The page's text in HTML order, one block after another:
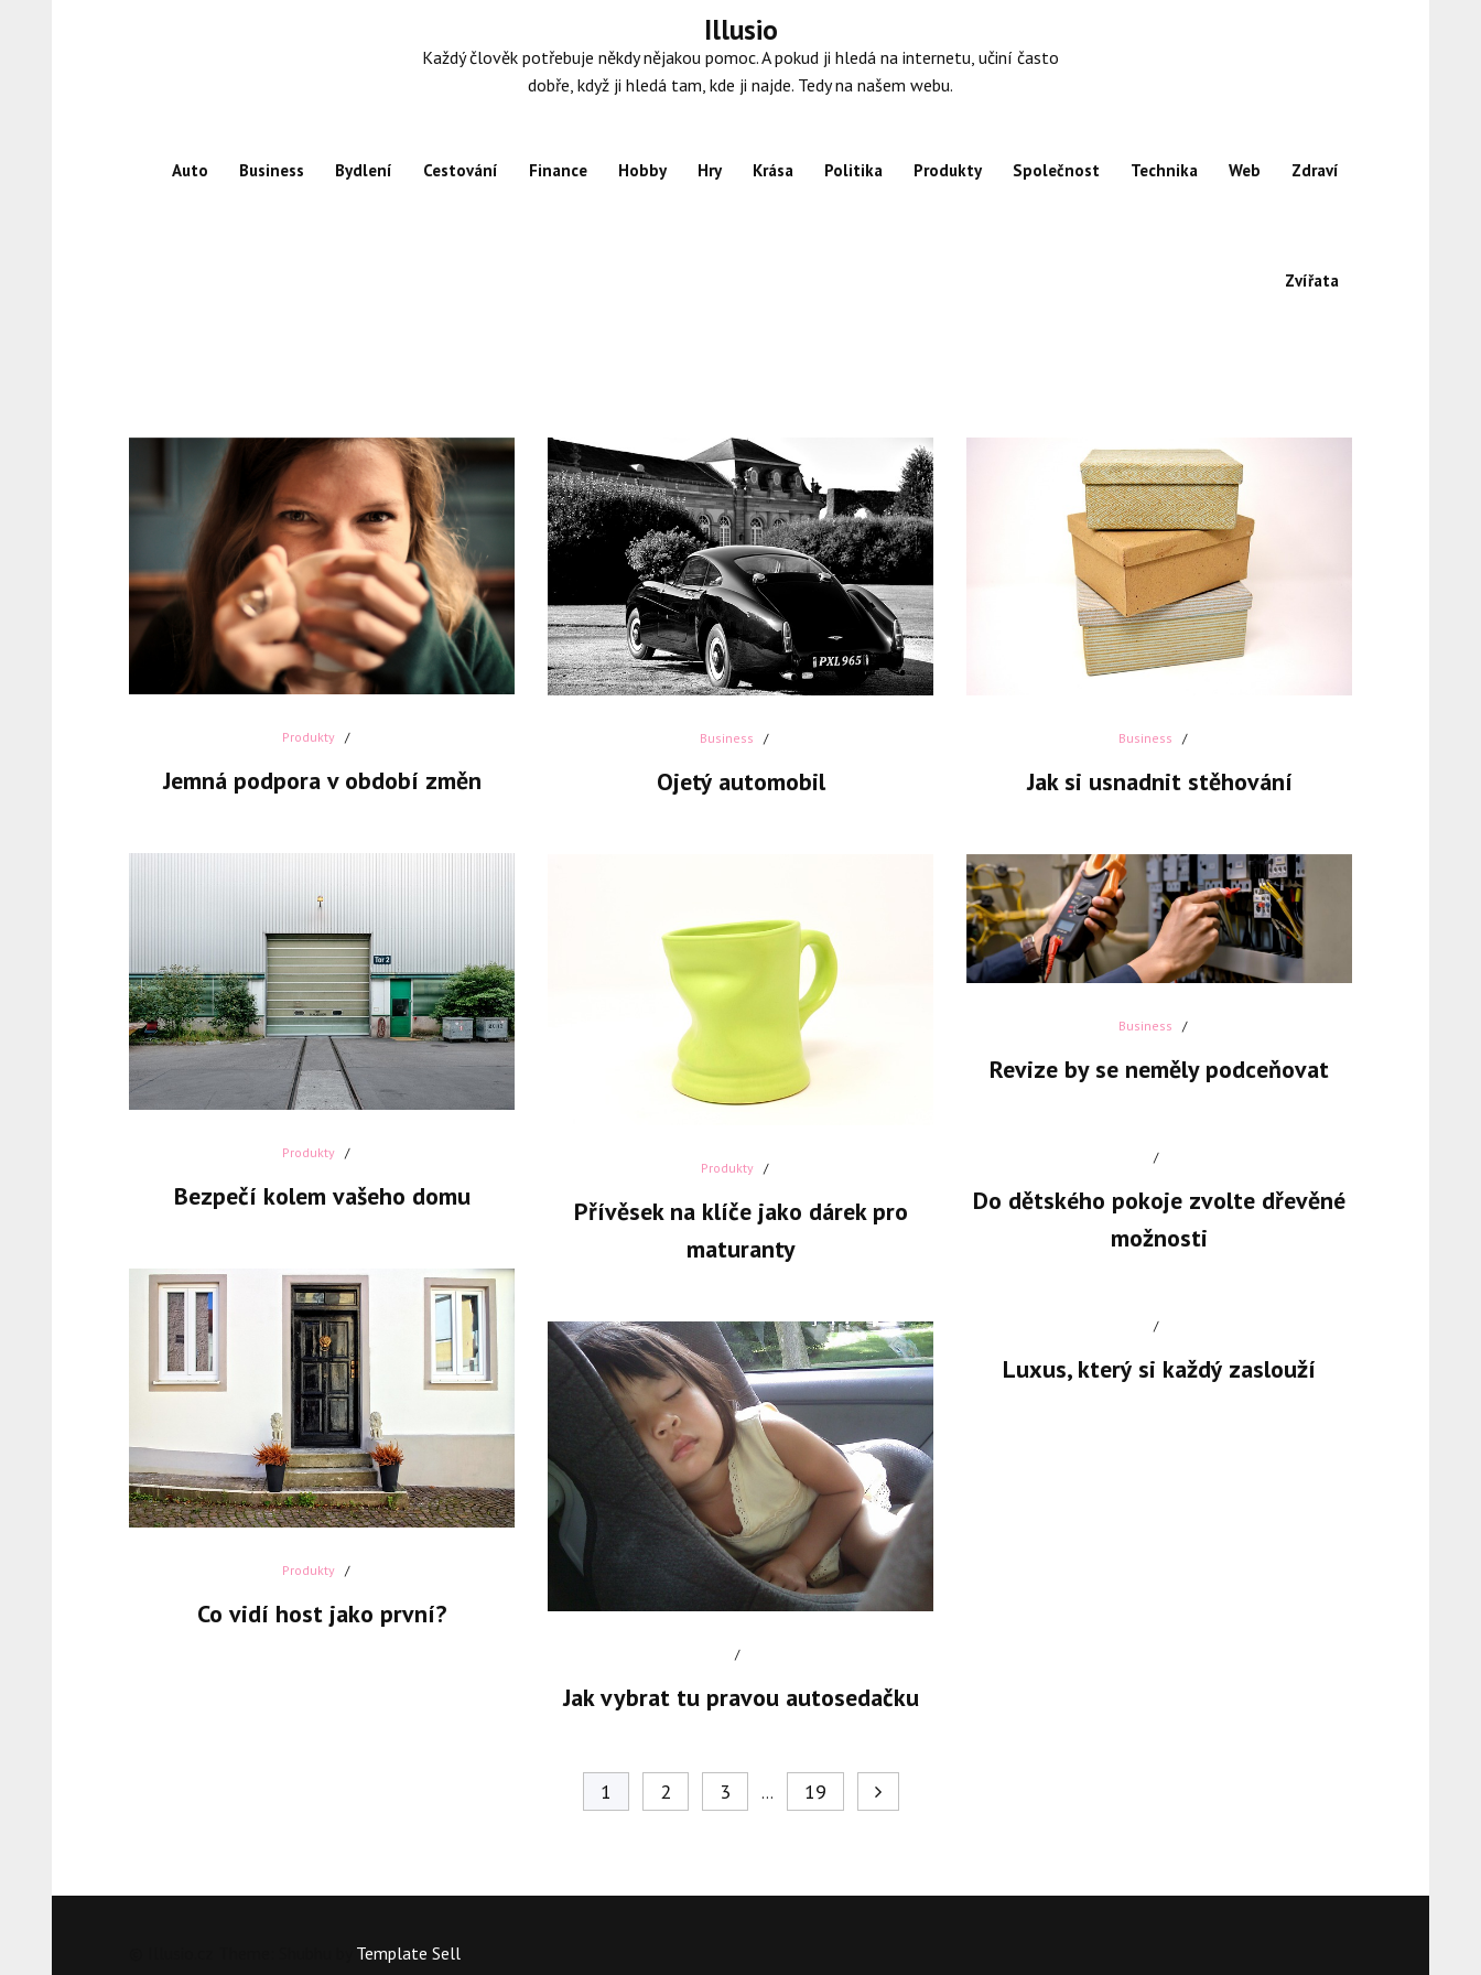
Illusio
Každý člověk potřebuje někdy nějakou pomoc. A pokud ji hledá na internetu, učiní často
dobře, když ji hledá tam, kde ji najde. Tedy na našem webu.
Auto Business Bydlení Cestování Finance Hobby Hry Krása Politika Produkty Společnost Technika Web Zdraví
Zvířata
Produkty
Jemná podpora v období změn
Business
Ojetý automobil
Business
Jak si usnadnit stěhování
Produkty
Bezpečí kolem vašeho domu
Produkty
Přívěsek na klíče jako dárek pro
maturanty
Business
Revize by se neměly podceňovat
Do dětského pokoje zvolte dřevěné
možnosti
Produkty
Co vidí host jako první?
Luxus, který si každý zaslouží
Jak vybrat tu pravou autosedačku
1 2 3 … 19
Template Sell